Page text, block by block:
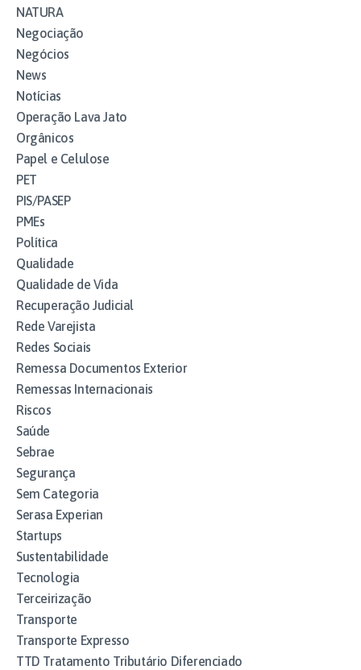
NATURA
Negociação
Negócios
News
Notícias
Operação Lava Jato
Orgânicos
Papel e Celulose
PET
PIS/PASEP
PMEs
Política
Qualidade
Qualidade de Vida
Recuperação Judicial
Rede Varejista
Redes Sociais
Remessa Documentos Exterior
Remessas Internacionais
Riscos
Saúde
Sebrae
Segurança
Sem Categoria
Serasa Experian
Startups
Sustentabilidade
Tecnologia
Terceirização
Transporte
Transporte Expresso
TTD Tratamento Tributário Diferenciado